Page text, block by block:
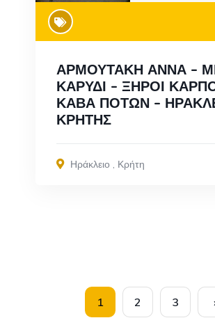
ΑΡΜΟΥΤΑΚΗ ΑΝΝΑ –
ΚΑΡΥΔΙ – ΞΗΡΟΙ
ΚΑΒΑ ΠΟΤΩΝ –
ΚΡΗΤΗΣ
Ηράκλειο , Κρήτη
1 2 3